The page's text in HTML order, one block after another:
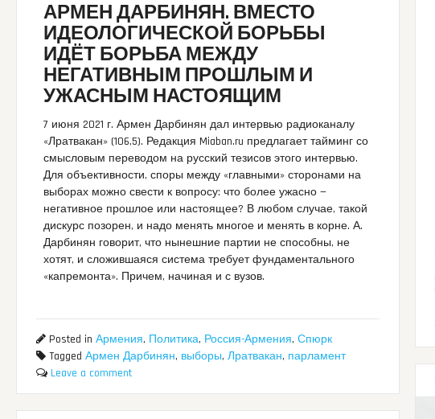
АРМЕН ДАРБИНЯН. ВМЕСТО
ИДЕОЛОГИЧЕСКОЙ БОРЬБЫ
ИДЁТ БОРЬБА МЕЖДУ
НЕГАТИВНЫМ ПРОШЛЫМ И
УЖАСНЫМ НАСТОЯЩИМ
7 июня 2021 г. Армен Дарбинян дал интервью радиоканалу
«Лратвакан» (106,5). Редакция Miaban.ru предлагает тайминг со
смысловым переводом на русский тезисов этого интервью.
Для объективности, споры между «главными» сторонами на
выборах можно свести к вопросу: что более ужасно —
негативное прошлое или настоящее? В любом случае, такой
дискурс позорен, и надо менять многое и менять в корне. А.
Дарбинян говорит, что нынешние партии не способны, не
хотят, и сложившаяся система требует фундаментального
«капремонта». Причем, начиная и с вузов.
Posted in Армения, Политика, Россия-Армения, Спюрк
Tagged Армен Дарбинян, выборы, Лратвакан, парламент
Leave a comment